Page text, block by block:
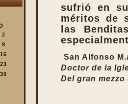
2
9
16
23
30
sufrió en
méritos de
las
San Alfonso
Doctor de la
Del gran mezzo